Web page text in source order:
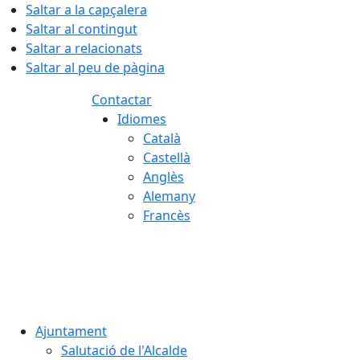
Saltar a la capçalera
Saltar al contingut
Saltar a relacionats
Saltar al peu de pàgina
Contactar
Idiomes
Català
Castellà
Anglès
Alemany
Francès
Ajuntament
Salutació de l'Alcalde